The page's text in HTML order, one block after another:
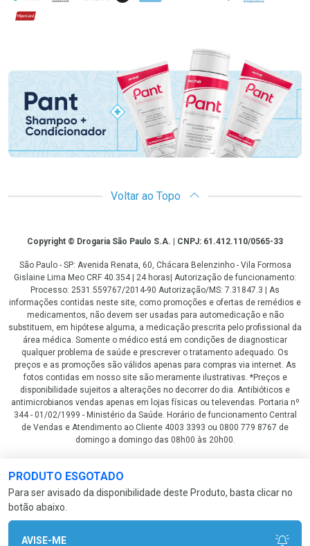
PRODUTO ESGOTADO
Para ser avisado da disponibilidade deste Produto, basta clicar no
botão abaixo.
AVISE-ME
Hipercard
Promoção em Destaque
Voltar ao Topo
CopyrightCopyright © Drogaria São Paulo S.A. | CNPJ: 61.412.110/0565-33
São Paulo - SP: Avenida Renata, 60, Chácara Belenzinho - Vila Formosa
Gislaine Lima Meo CRF 40.354 | 24 horas| Autorização de funcionamento:
Processo: 2531.559767/2014-90 Autorização/MS: 7.31847.3 | As
informações contidas neste site, como promoções e ofertas de remédios e
medicamentos, não devem ser usadas para automedicação e não
substituem, em hipótese alguma, a medicação prescrita pelo profissional da
área médica. Somente o médico está em condições de diagnosticar
qualquer problema de saúde e prescrever o tratamento adequado. Os
preços e as promoções são válidos apenas para compras via internet. As
fotos contidas em nosso site são meramente ilustrativas. *Preços e
disponibilidade sujeitos a alterações no decorrer do dia. Antibióticos e
antimicrobianos vendas apenas em lojas físicas ou televendas. Portaria nº
344 - 01/02/1999 - Ministério da Saúde. Horário de funcionamento Central
de Vendas e Atendimento ao Cliente 4003 3393 ou 0800 779 8767 de
domingo a domingo das 08h00 às 20h00.
LGPD Aceite os Cookies